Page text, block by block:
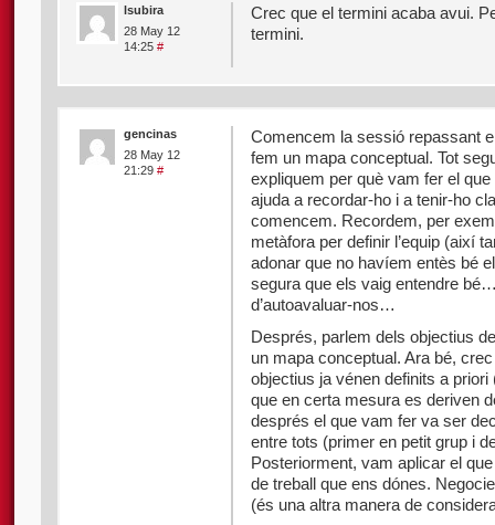
lsubira
28 May 12
14:25 #
Crec que el termini acaba avui.
termini.
gencinas
28 May 12
21:29 #
Comencem la sessió repassant
fem un mapa conceptual. Tot
expliquem per què vam fer el
ajuda a recordar-ho i a tenir-ho
comencem. Recordem, per
metàfora per definir l’equip (així
adonar que no havíem entès bé
segura que els vaig entendre
d’autoavaluar-nos…
Després, parlem dels objectius
un mapa conceptual. Ara bé,
objectius ja vénen definits a
que en certa mesura es deriven
després el que vam fer va ser
entre tots (primer en petit grup i
Posteriorment, vam aplicar el
de treball que ens dónes.
(és una altra manera de